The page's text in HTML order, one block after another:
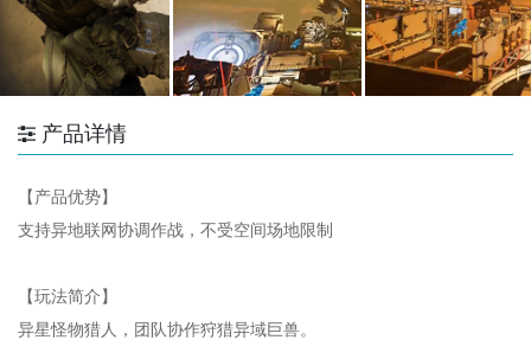
产品详情
【产品优势】
支持异地联网协调作战，不受空间场地限制
【玩法简介】
异星怪物猎人，团队协作狩猎异域巨兽。